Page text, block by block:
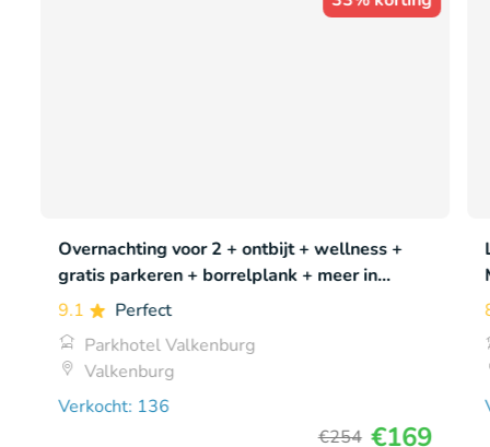
Overnachting voor 2 + ontbijt + wellness +
gratis parkeren + borrelplank + meer in
Valkenburg
9.1
Perfect
Parkhotel Valkenburg
Valkenburg
Verkocht: 136
€254 €169